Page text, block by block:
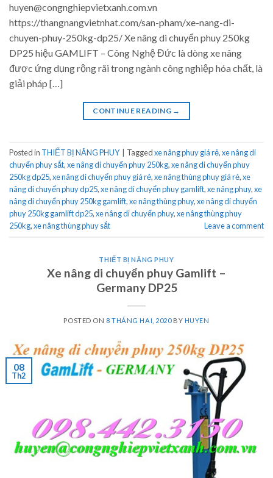
huyen@congnghiepvietxanh.com.vn
https://thangnangvietnhat.com/san-pham/xe-nang-di-
chuyen-phuy-250kg-dp25/ Xe nâng di chuyển phuy 250kg
DP25 hiệu GAMLIFT – Công Nghệ Đức là dòng xe nâng
được ứng dụng rộng rãi trong ngành công nghiệp hóa chất, là
giải pháp […]
CONTINUE READING →
Posted in THIẾT BỊ NÂNG PHUY Taggedxe nâng phuy giá rẻ,xe nâng di
chuyển phuy sắt,xe nâng di chuyển phuy 250kg,xe nâng di chuyển phuy
250kg dp25,xe nâng di chuyển phuy giá rẻ,xe nâng thùng phuy giá rẻ,xe
nâng di chuyển phuy dp25,xe nâng di chuyển phuy gamlift,xe nâng phuy,xe
nâng di chuyển phuy 250kg gamlift,xe nâng thùng phuy,xe nâng di chuyển
phuy 250kg gamlift dp25,xe nâng di chuyển phuy,xe nâng thùng phuy
250kg,xe nâng thùng phuy sắt Leave a comment
THIẾT BỊ NÂNG PHUY
Xe nâng di chuyển phuy Gamlift –
Germany DP25
POSTED ON 8 THÁNG HAI, 2020BY HUYEN
08
Th2